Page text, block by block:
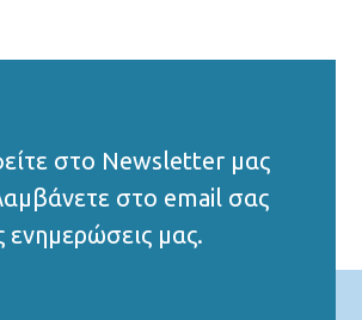
στο Νewsletter μας
στο email σας
ενημερώσεις μας.